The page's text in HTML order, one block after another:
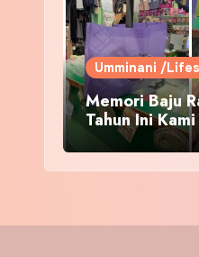
Umminani /
Memori Baju
Tahun Ini
Kembali ke
Hari-Hari?